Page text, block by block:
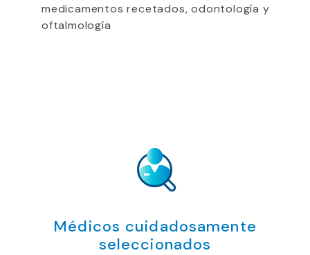
medicamentos recetados, odontología y
oftalmología
Médicos cuidadosamente
seleccionados